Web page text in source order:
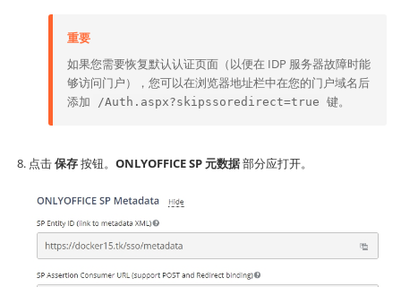
重要
如果您需要恢复默认认证页面（以便在 IDP 服务器故障时能
够访问门户），您可以在浏览器地址栏中在您的门户域名后
添加
/Auth.aspx?skipssoredirect=true 键。
点击保存按钮。 ONLYOFFICE SP 元数据部分应打开。